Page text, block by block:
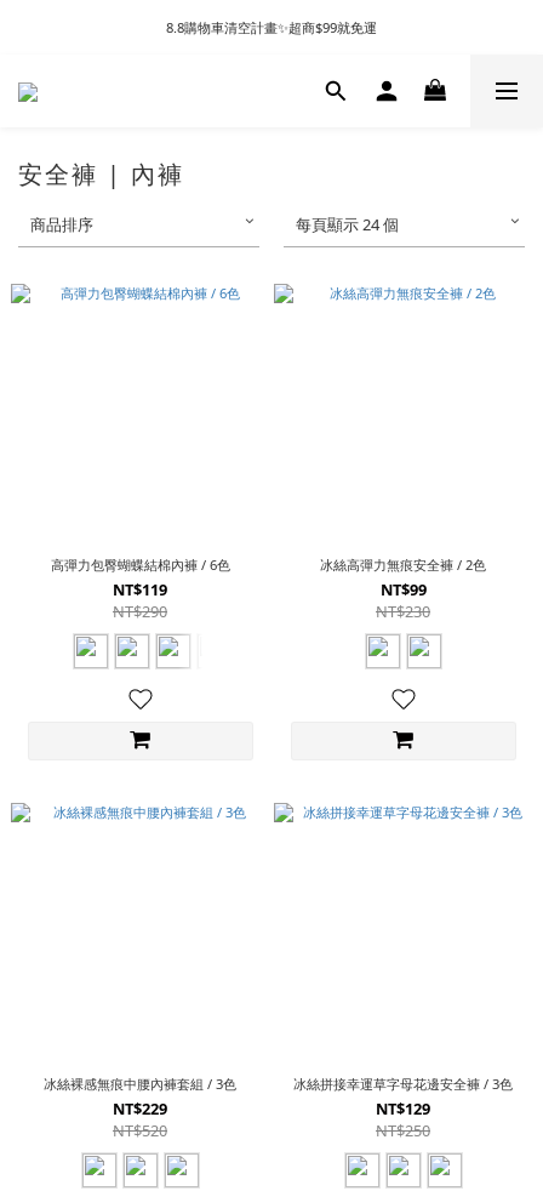
8.8購物車清空計畫✨超商$99就免運
安全褲 | 內褲
商品排序 每頁顯示 24 個
高彈力包臀蝴蝶結棉內褲 / 6色
NT$119
NT$290
冰絲高彈力無痕安全褲 / 2色
NT$99
NT$230
冰絲裸感無痕中腰內褲套組 / 3色
NT$229
NT$520
冰絲拼接幸運草字母花邊安全褲 / 3色
NT$129
NT$250